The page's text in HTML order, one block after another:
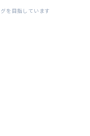
を目指しています